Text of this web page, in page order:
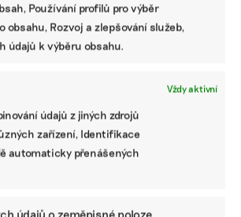
Používání profilů pro výběr
obsahu, Rozvoj a zlepšování služeb,
údajů k výběru obsahu.
Vždy aktivní
údajů z jiných zdrojů
zařízení, Identifikace
automaticky přenášených
údajů o zeměpisné poloze,